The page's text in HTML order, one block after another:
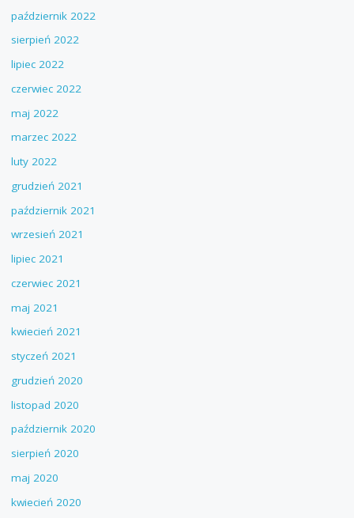
październik 2022
sierpień 2022
lipiec 2022
czerwiec 2022
maj 2022
marzec 2022
luty 2022
grudzień 2021
październik 2021
wrzesień 2021
lipiec 2021
czerwiec 2021
maj 2021
kwiecień 2021
styczeń 2021
grudzień 2020
listopad 2020
październik 2020
sierpień 2020
maj 2020
kwiecień 2020